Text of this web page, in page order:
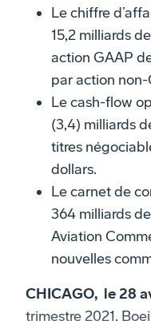
Le chiffre
15,2 milliards
action GAAP
par action non-
Le cash-flow
(3,4) milliards
titres
dollars.
Le carnet de
364 milliards
Aviation
nouvelles
CHICAGO, le 28
trimestre 2021,